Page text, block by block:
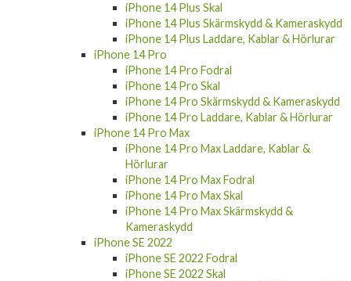
iPhone 14 Plus Skärmskydd & Kameraskydd
iPhone 14 Plus Laddare, Kablar & Hörlurar
iPhone 14 Pro
iPhone 14 Pro Fodral
iPhone 14 Pro Skal
iPhone 14 Pro Skärmskydd & Kameraskydd
iPhone 14 Pro Laddare, Kablar & Hörlurar
iPhone 14 Pro Max
iPhone 14 Pro Max Laddare, Kablar &
Hörlurar
iPhone 14 Pro Max Fodral
iPhone 14 Pro Max Skal
iPhone 14 Pro Max Skärmskydd &
Kameraskydd
iPhone SE 2022
iPhone SE 2022 Fodral
iPhone SE 2022 Skal
iPhone SE 2022 Skärmskydd & Kameraskydd